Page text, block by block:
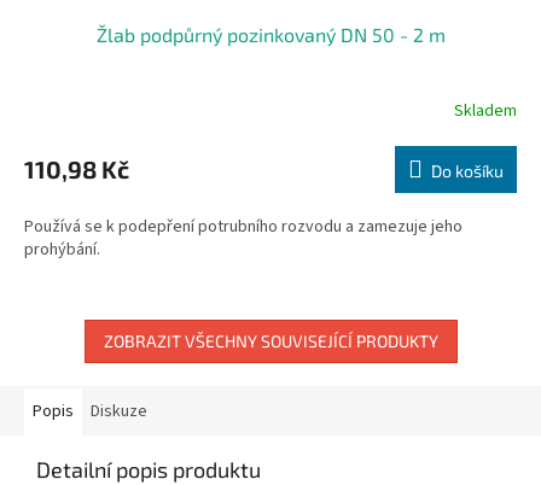
Žlab podpůrný pozinkovaný DN 50 - 2 m
Skladem
110,98 Kč Do košíku
Používá se k podepření potrubního rozvodu a zamezuje jeho
prohýbání.
ZOBRAZIT VŠECHNY SOUVISEJÍCÍ PRODUKTY
Popis Diskuze
Detailní popis produktu